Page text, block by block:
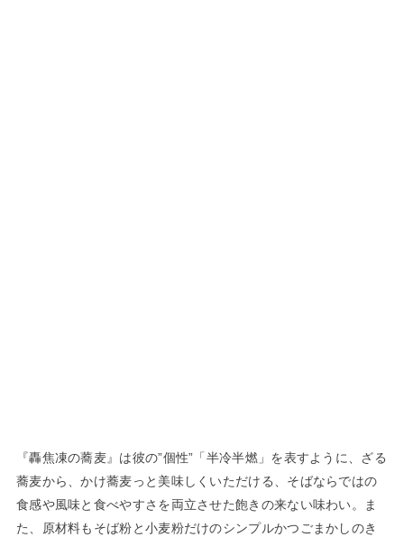
『轟焦凍の蕎麦』は彼の”個性”「半冷半燃」を表すように、ざる
蕎麦から、かけ蕎麦っと美味しくいただける、そばならではの
食感や風味と食べやすさを両立させた飽きの来ない味わい。ま
た、原材料もそば粉と小麦粉だけのシンプルかつごまかしのき